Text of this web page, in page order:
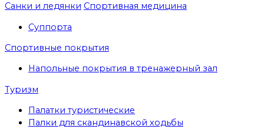
Санки и ледянки Спортивная медицина
Суппорта
Спортивные покрытия
Напольные покрытия в тренажерный зал
Туризм
Палатки туристические
Палки для скандинавской ходьбы